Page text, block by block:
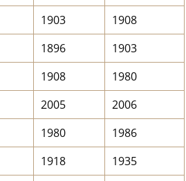
1903
1908
1896
1903
1908
1980
2005
2006
1980
1986
1918
1935